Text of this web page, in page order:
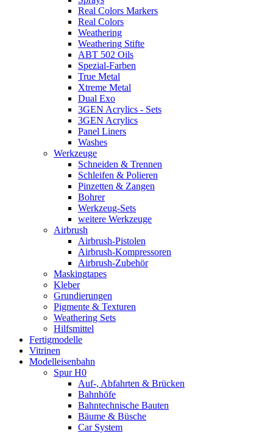
Real Colors Markers
Real Colors
Weathering
Weathering Stifte
ABT 502 Oils
Spezial-Farben
True Metal
Xtreme Metal
Dual Exo
3GEN Acrylics - Sets
3GEN Acrylics
Panel Liners
Washes
Werkzeuge
Schneiden & Trennen
Schleifen & Polieren
Pinzetten & Zangen
Bohrer
Werkzeug-Sets
weitere Werkzeuge
Airbrush
Airbrush-Pistolen
Airbrush-Kompressoren
Airbrush-Zubehör
Maskingtapes
Kleber
Grundierungen
Pigmente & Texturen
Weathering Sets
Hilfsmittel
Fertigmodelle
Vitrinen
Modelleisenbahn
Spur H0
Auf-, Abfahrten & Brücken
Bahnhöfe
Bahntechnische Bauten
Bäume & Büsche
Car System